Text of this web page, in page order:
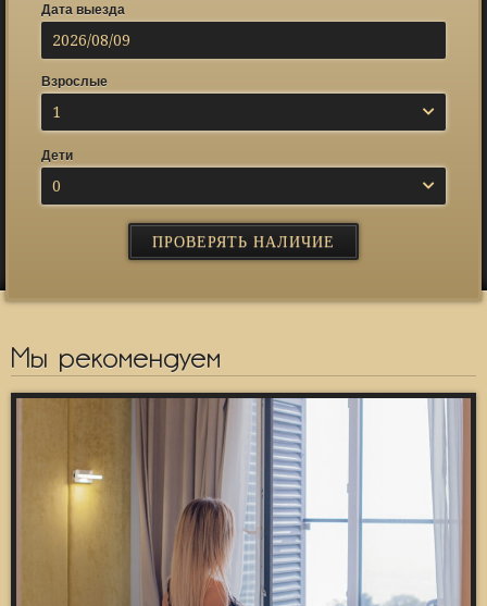
Дата выезда
Взрослые
1
Дети
0
Мы рекомендуем